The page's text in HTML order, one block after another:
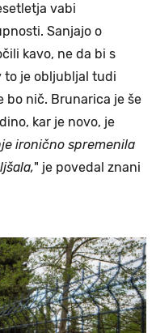
vabi
Sanjajo o
kavo, ne da bi s
to je obljubljal tudi
bo nič. Brunarica je še
kar je novo, je
ironično spremenila
" je povedal znani